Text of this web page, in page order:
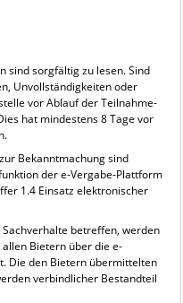
sind sorgfältig zu lesen. Sind
Unvollständigkeiten oder
vor Ablauf der Teilnahme-
hat mindestens 8 Tage vor
Bekanntmachung sind
der e-Vergabe-Plattform
1.4 Einsatz elektronischer
betreffen, werden
Bietern über die e-
Die den Bietern übermittelten
verbindlicher Bestandteil